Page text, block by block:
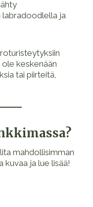
labradoodlella ja
keskenään
tai piirteitä,
mahdollisimman
ja lue lisää!